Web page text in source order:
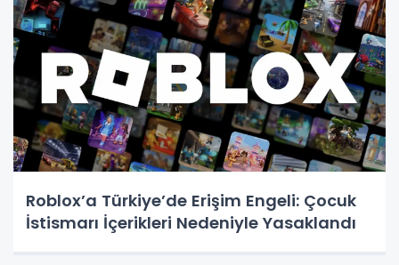
Roblox’a Türkiye’de Erişim Engeli: Çocuk
İstismarı İçerikleri Nedeniyle Yasaklandı